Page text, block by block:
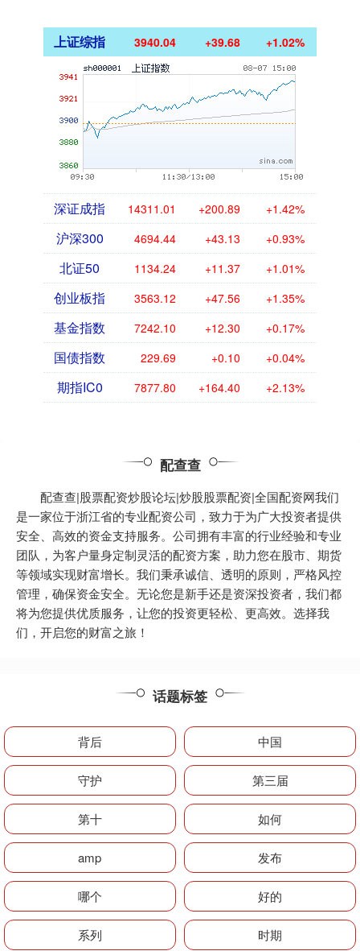
上证综指 3940.04 +39.68 +1.02%
深证成指 14311.01 +200.89 +1.42%
沪深300 4694.44 +43.13 +0.93%
北证50 1134.24 +11.37 +1.01%
创业板指 3563.12 +47.56 +1.35%
基金指数 7242.10 +12.30 +0.17%
国债指数 229.69 +0.10 +0.04%
期指IC0 7877.80 +164.40 +2.13%
配查查
配查查|股票配资炒股论坛|炒股股票配资|全国配资网我们
是一家位于浙江省的专业配资公司，致力于为广大投资者提供
安全、高效的资金支持服务。公司拥有丰富的行业经验和专业
团队，为客户量身定制灵活的配资方案，助力您在股市、期货
等领域实现财富增长。我们秉承诚信、透明的原则，严格风控
管理，确保资金安全。无论您是新手还是资深投资者，我们都
将为您提供优质服务，让您的投资更轻松、更高效。选择我
们，开启您的财富之旅！
话题标签
背后 中国
守护 第三届
第十 如何
amp 发布
哪个 好的
系列 时期